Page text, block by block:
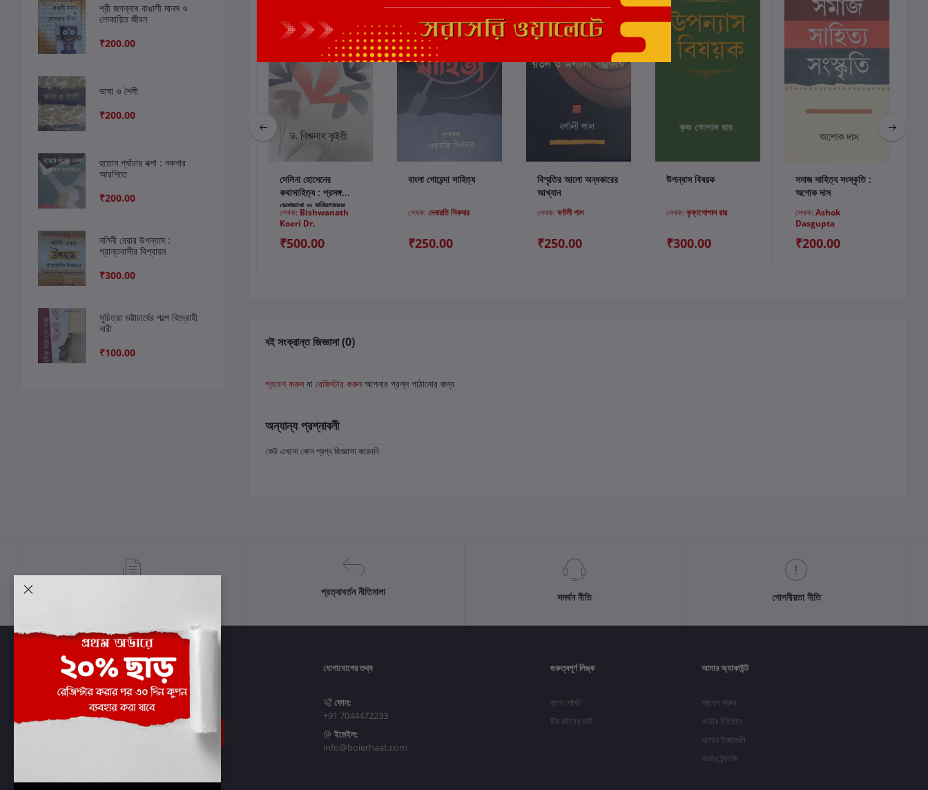
শ্রী জগন্নাথ বাঙালী মানস ও
লোকায়িত জীবন
₹200.00
ভাষা ও শৈলী
₹200.00
হুতোম প্যাঁচার নক্শা : নকশার
আরশিতে
₹200.00
নলিনী বেরার উপন্যাস :
প্রান্তবাসীর বিশ্বায়ন
₹300.00
সুচিত্রা ভট্টাচার্যের গল্পে বিদ্রোহী
নারী
₹100.00
কার্টে যোগ করুন
লেখক:তপোধীর ভট্টাচার্য
₹500.00
₹460.00
₹300.00
কার্টে যোগ করুন
সেলিনা হোসেনের
কথাসাহিত্য : প্রসঙ্গ
দেশভাগ ও মুক্তিযুদ্ধ
লেখক: Bishwanath
Koeri Dr.
₹500.00
কার্টে যোগ করুন
বাংলা গোয়েন্দা সাহিত্য
লেখক: দেবারতি সিকদার
₹250.00
কার্টে যোগ করুন
বিস্মৃতির আলো অন্ধকারের
আখ্যান
লেখক: বর্ণালী পাল
₹250.00
কার্টে যোগ করুন
উপন্যাস বিষয়ক
লেখক: কৃষ্ণগোপাল রায়
₹300.00
কার্টে যোগ করুন
সমাজ সাহিত্য সংস্কৃতি :
অশোক দাস
লেখক: Ashok
Dasgupta
₹200.00
বই সংক্রান্ত জিজ্ঞাসা (0)
প্রবেশ করুন বা রেজিস্টার করুন আপনার প্রশ্ন পাঠানোর জন্য
অন্যান্য প্রশ্নাবলী
কেউ এখনো কোন প্রশ্ন জিজ্ঞাসা করেননি
প্রত্যাবর্তন নীতিমালা সমর্থন নীতি গোপনীয়তা নীতি
সাবস্ক্রাইব
যোগাযোগের তথ্য
ফোন:
+91 7044472233
ইমেইল:
info@boierhaat.com
গুরুত্বপূর্ণ লিঙ্ক
ব্লগ পোস্ট
টিম বইয়ের হাট
আমার অ্যাকাউন্ট
প্রবেশ করুন
অর্ডার ইতিহাস
আমার ইচ্ছাগুলি
অর্ডার ট্র্যাকিং